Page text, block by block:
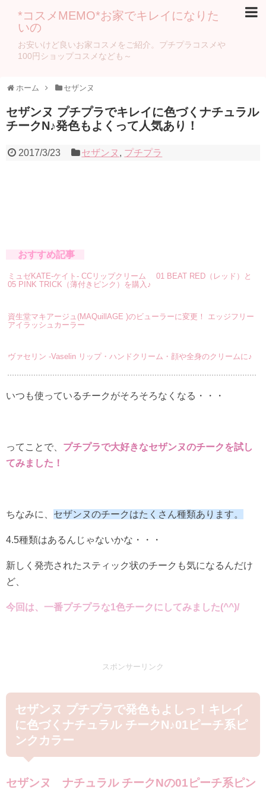
*コスメMEMO*お家でキレイになりた
いの
お安いけど良いお家コスメをご紹介。プチプラコスメや
100円ショップコスメなども～
ホーム セザンヌ
セザンヌ プチプラでキレイに色づくナチュラル
チークN♪発色もよくって人気あり！
2017/3/23 セザンヌ , プチプラ
おすすめ記事
ミュゼKATE-ケイト- CCリップクリーム 01 BEAT RED（レッド）と
05 PINK TRICK（薄付きピンク）を購入♪
資生堂マキアージュ(MAQuillAGE )のビューラーに変更！ エッジフリー
アイラッシュカーラー
ヴァセリン -Vaselin リップ・ハンドクリーム・顔や全身のクリームに♪
いつも使っているチークがそろそろなくなる・・・
ってことで、 プチプラで大好きなセザンヌのチークを試し
てみました！
ちなみに、 セザンヌのチークはたくさん種類あります。
4.5種類はあるんじゃないかな・・・
新しく発売されたスティック状のチークも気になるんだけ
ど、
今回は、一番プチプラな1色チークにしてみました(^^)/
スポンサーリンク
セザンヌ プチプラで発色もよしっ！キレイ
に色づくナチュラル チークN♪01ピーチ系ピ
ンクカラー
セザンヌ ナチュラル チークNの01ピーチ系ピン